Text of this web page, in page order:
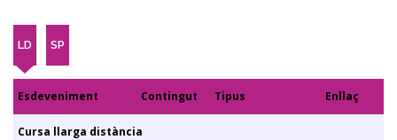
LD SP
Esdeveniment Contingut Tipus Enllaç
Cursa llarga distància